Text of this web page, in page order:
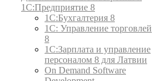
1С:Предприятие 8
1С:Бухгалтерия 8
1C: Управление торговлей
8
1С:Зарплата и управление
персоналом 8 для Латвии
On Demand Software